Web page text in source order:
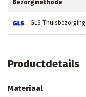
Bezorgmethode
GLS Thuisbezorging
Productdetails
Materiaal